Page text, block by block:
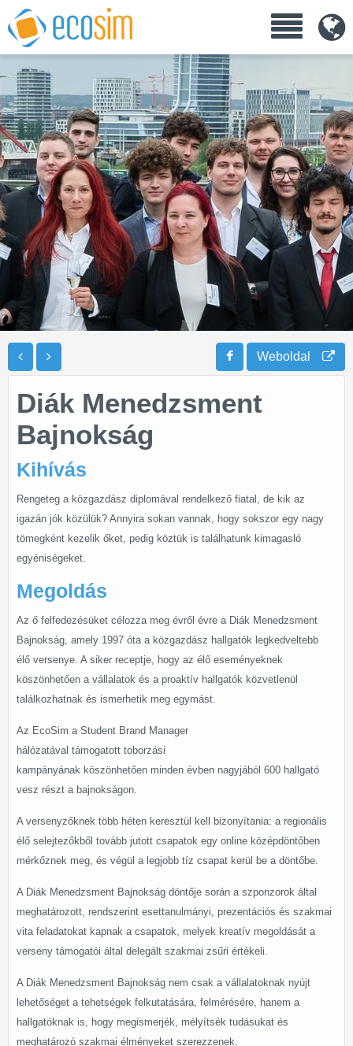
Weboldal
Diák Menedzsment
Bajnokság
Kihívás
Rengeteg a közgazdász diplomával rendelkező fiatal, de kik az
igazán jók közülük? Annyira sokan vannak, hogy sokszor egy nagy
tömegként kezelik őket, pedig köztük is találhatunk kimagasló
egyéniségeket.
Megoldás
Az ő felfedezésüket célozza meg évről évre a Diák Menedzsment
Bajnokság, amely 1997 óta a közgazdász hallgatók legkedveltebb
élő versenye. A siker receptje, hogy az élő eseményeknek
köszönhetően a vállalatok és a proaktív hallgatók közvetlenül
találkozhatnak és ismerhetik meg egymást.
Az EcoSim a Student Brand Manager
hálózatával támogatott toborzási
kampányának köszönhetően minden évben nagyjából 600 hallgató
vesz részt a bajnokságon.
A versenyzőknek több héten keresztül kell bizonyítania: a regionális
élő selejtezőkből tovább jutott csapatok egy online középdöntőben
mérkőznek meg, és végül a legjobb tíz csapat kerül be a döntőbe.
A Diák Menedzsment Bajnokság döntője során a szponzorok által
meghatározott, rendszerint esettanulmányi, prezentációs és szakmai
vita feladatokat kapnak a csapatok, melyek kreatív megoldását a
verseny támogatói által delegált szakmai zsűri értékeli.
A Diák Menedzsment Bajnokság nem csak a vállalatoknak nyújt
lehetőséget a tehetségek felkutatására, felmérésére, hanem a
hallgatóknak is, hogy megismerjék, mélyítsék tudásukat és
meghatározó szakmai élményeket szerezzenek.